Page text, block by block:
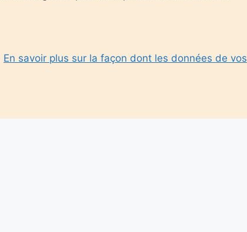
En savoir plus sur la façon dont les données de vos